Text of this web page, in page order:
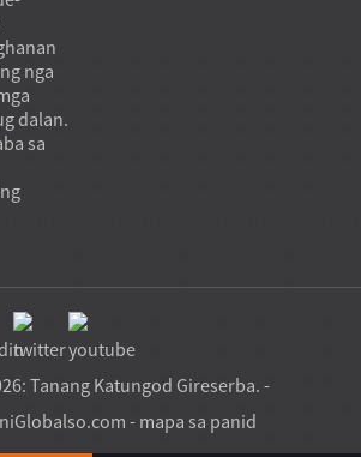
nga
dalan.
sa
Tanang Katungod Gireserba. -
Globalso.com - mapa sa panid